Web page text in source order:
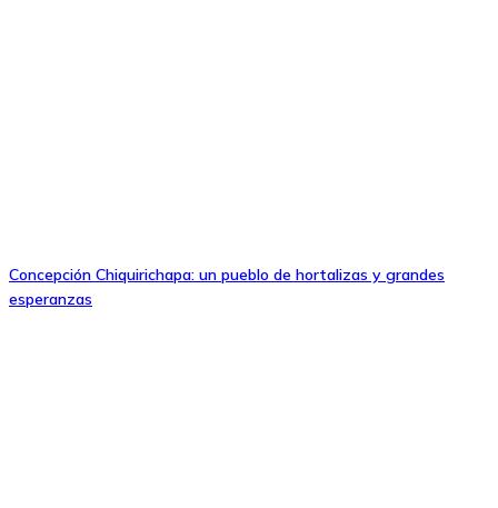
Concepción Chiquirichapa: un pueblo de hortalizas y grandes
esperanzas